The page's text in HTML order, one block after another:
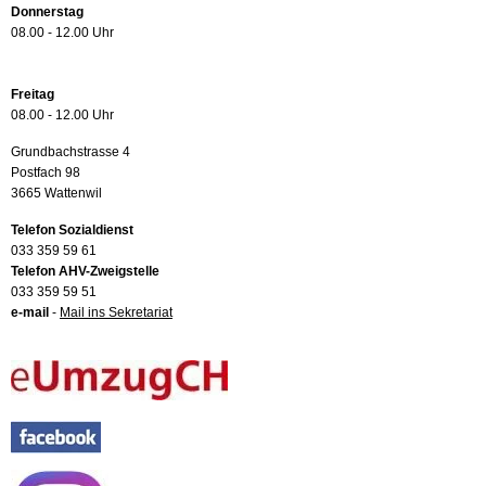
Donnerstag
08.00 - 12.00 Uhr
Freitag
08.00 - 12.00 Uhr
Grundbachstrasse 4
Postfach 98
3665 Wattenwil
Telefon Sozialdienst
033 359 59 61
Telefon AHV-Zweigstelle
033 359 59 51
e-mail - Mail ins Sekretariat